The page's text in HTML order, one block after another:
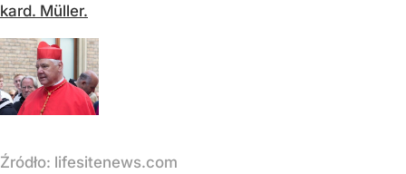
kard. Müller.
Źródło: lifesitenews.com